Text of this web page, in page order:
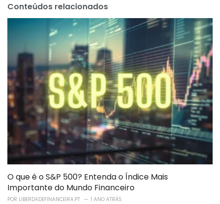
Conteúdos relacionados
O que é o S&P 500? Entenda o Índice Mais
Importante do Mundo Financeiro
POR LIBERDADEFINANCEIRA.PT 1 ANO ATRÁS